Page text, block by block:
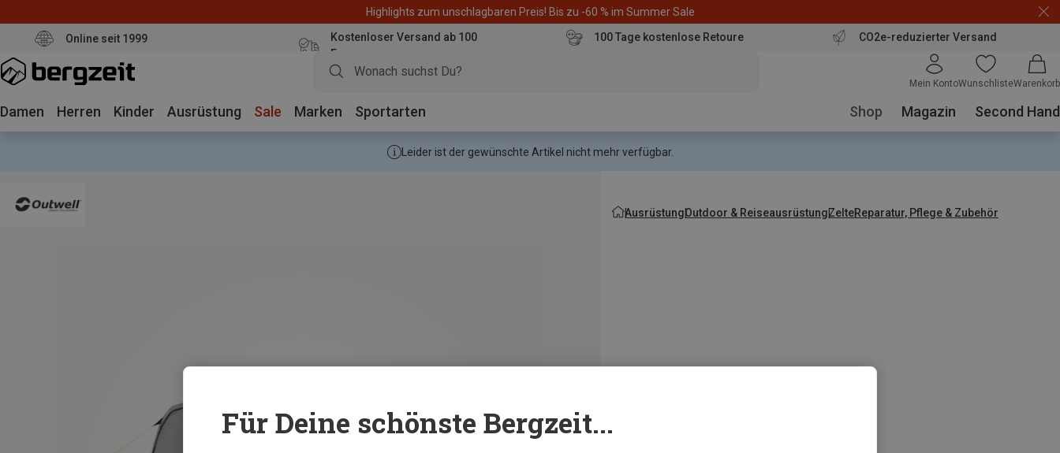
Highlights zum unschlagbaren Preis! Bis zu -60 % im Summer Sale
Online seit 1999
Kostenloser Versand ab 100
Euro
100 Tage kostenlose Retoure CO2e-reduzierter Versand
Mein KontoWunschlisteWarenkorb
Damen Herren Kinder Ausrüstung Sale Marken Sportarten Shop Magazin Second Hand
Leider ist der gewünschte Artikel nicht mehr verfügbar.
AusrüstungOutdoor & ReiseausrüstungZelteReparatur, Pflege & Zubehör
Für Deine schönste Bergzeit...